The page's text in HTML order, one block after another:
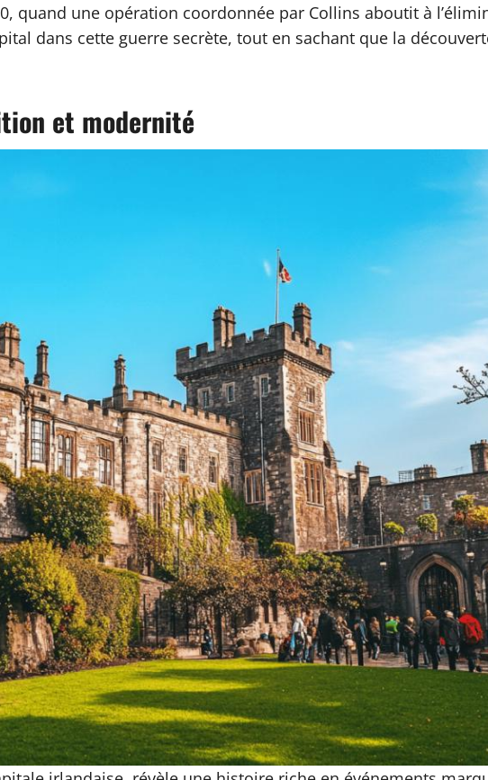
quand une opération coordonnée par Collins aboutit à
dans cette guerre secrète, tout en sachant que la
et modernité